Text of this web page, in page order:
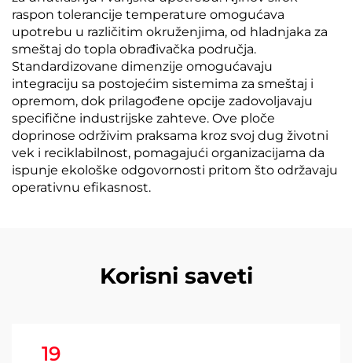
raspon tolerancije temperature omogućava
upotrebu u različitim okruženjima, od hladnjaka za
smeštaj do topla obrađivačka područja.
Standardizovane dimenzije omogućavaju
integraciju sa postojećim sistemima za smeštaj i
opremom, dok prilagođene opcije zadovoljavaju
specifične industrijske zahteve. Ove ploče
doprinose održivim praksama kroz svoj dug životni
vek i reciklabilnost, pomagajući organizacijama da
ispunje ekološke odgovornosti pritom što održavaju
operativnu efikasnost.
Korisni saveti
19